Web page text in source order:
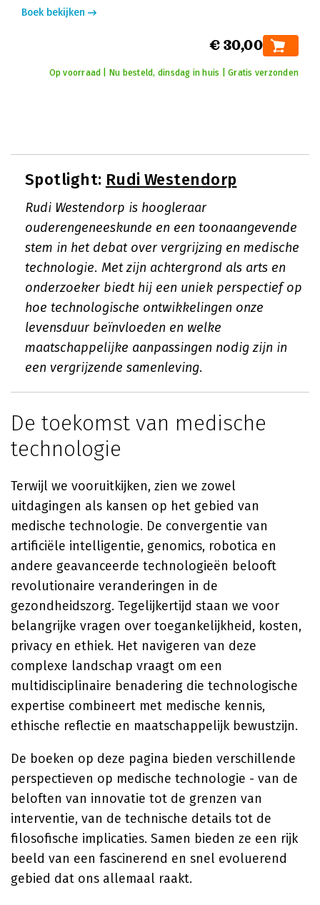
Boek bekijken
€ 30,00
Op voorraad | Nu besteld, dinsdag in huis | Gratis verzonden
Spotlight: Rudi Westendorp
Rudi Westendorp is hoogleraar
ouderengeneeskunde en een toonaangevende
stem in het debat over vergrijzing en medische
technologie. Met zijn achtergrond als arts en
onderzoeker biedt hij een uniek perspectief op
hoe technologische ontwikkelingen onze
levensduur beïnvloeden en welke
maatschappelijke aanpassingen nodig zijn in
een vergrijzende samenleving.
De toekomst van medische
technologie
Terwijl we vooruitkijken, zien we zowel
uitdagingen als kansen op het gebied van
medische technologie. De convergentie van
artificiële intelligentie, genomics, robotica en
andere geavanceerde technologieën belooft
revolutionaire veranderingen in de
gezondheidszorg. Tegelijkertijd staan we voor
belangrijke vragen over toegankelijkheid, kosten,
privacy en ethiek. Het navigeren van deze
complexe landschap vraagt om een
multidisciplinaire benadering die technologische
expertise combineert met medische kennis,
ethische reflectie en maatschappelijk bewustzijn.
De boeken op deze pagina bieden verschillende
perspectieven op medische technologie - van de
beloften van innovatie tot de grenzen van
interventie, van de technische details tot de
filosofische implicaties. Samen bieden ze een rijk
beeld van een fascinerend en snel evoluerend
gebied dat ons allemaal raakt.